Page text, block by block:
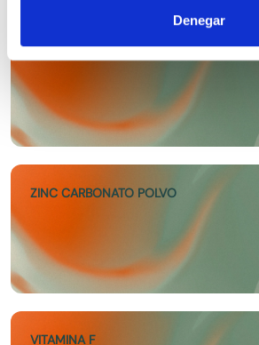
Denegar
ZINC GLUCONATO EP
ZINC CARBONATO POLVO
VITAMINA F